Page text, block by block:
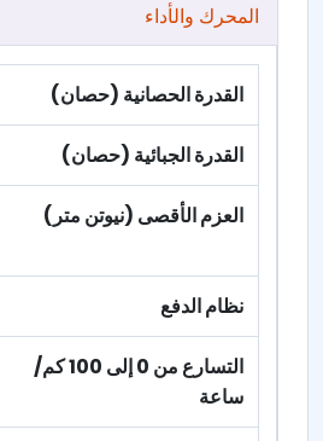
المحرك والأداء
القدرة الحصانية (حصان)
القدرة الجبائية (حصان)
العزم الأقصى (نيوتن متر)
نظام الدفع
التسارع من 0 إلى 100 كم/
ساعة